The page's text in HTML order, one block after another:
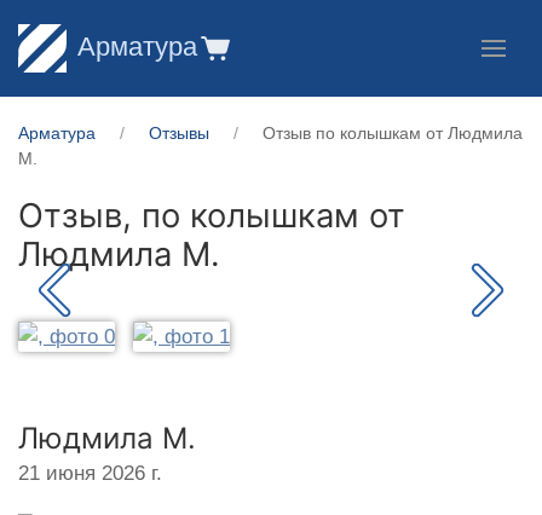
Арматура
Арматура Отзывы
Отзыв по колышкам от Людмила
М.
Отзыв, по колышкам от
Людмила М.
Людмила М.
21 июня 2026 г.